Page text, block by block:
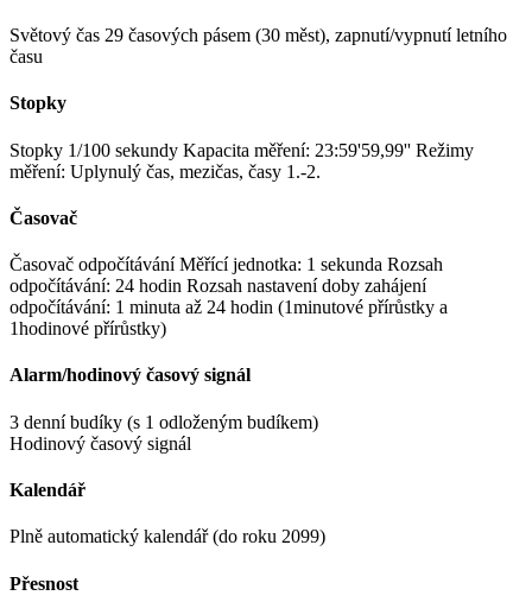
Světový čas 29 časových pásem (30 měst), zapnutí/vypnutí letního
času
Stopky
Stopky 1/100 sekundy Kapacita měření: 23:59'59,99'' Režimy
měření: Uplynulý čas, mezičas, časy 1.-2.
Časovač
Časovač odpočítávání Měřící jednotka: 1 sekunda Rozsah
odpočítávání: 24 hodin Rozsah nastavení doby zahájení
odpočítávání: 1 minuta až 24 hodin (1minutové přírůstky a
1hodinové přírůstky)
Alarm/hodinový časový signál
3 denní budíky (s 1 odloženým budíkem)
Hodinový časový signál
Kalendář
Plně automatický kalendář (do roku 2099)
Přesnost